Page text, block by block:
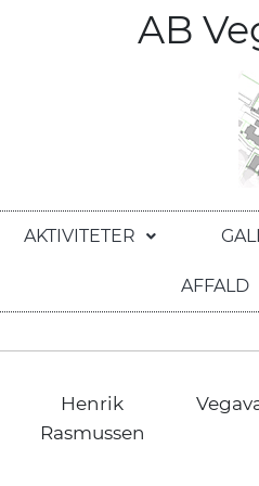
AB
AKTIVITETER
AFFALD
Henrik
Rasmussen